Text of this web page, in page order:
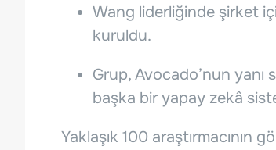
Wang liderliğinde şirket
kuruldu.
Grup, Avocado’nun yanı
başka bir yapay zekâ
Yaklaşık 100 araştırmacının